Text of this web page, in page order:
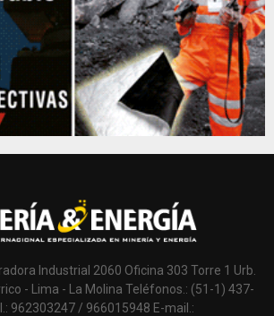
Industrial 2060 Oficina 303 Torre 1 Urb.
- Lima - La Molina Teléfonos.: (51-1) 437-
962303247 / 966015948 E-mail.: